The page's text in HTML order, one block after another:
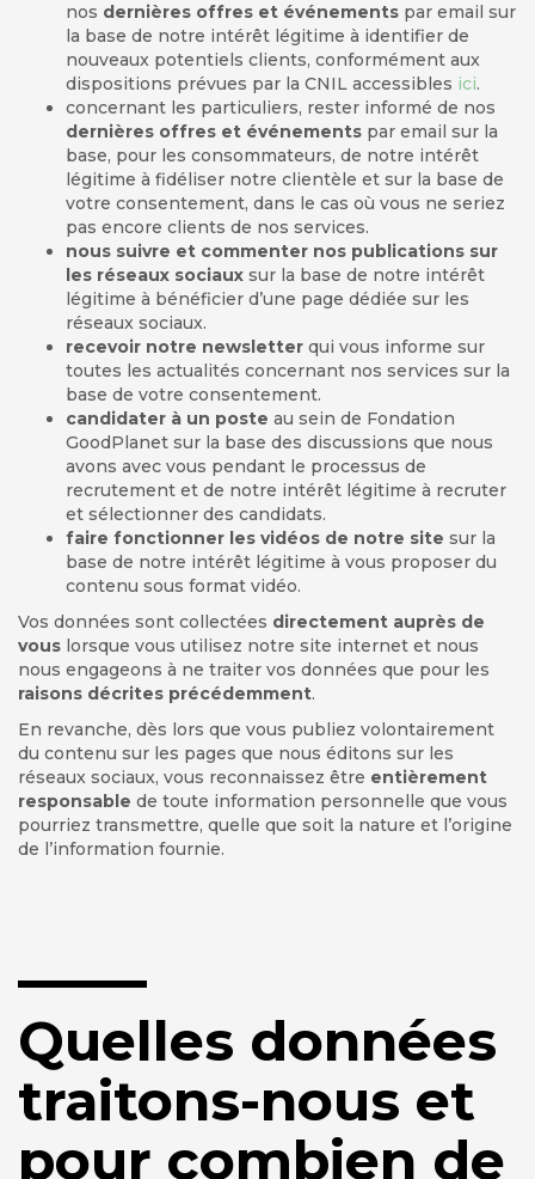
nos dernières offres et événements par email sur
la base de notre intérêt légitime à identifier de
nouveaux potentiels clients, conformément aux
dispositions prévues par la CNIL accessibles ici.
concernant les particuliers, rester informé de nos
dernières offres et événements par email sur la
base, pour les consommateurs, de notre intérêt
légitime à fidéliser notre clientèle et sur la base de
votre consentement, dans le cas où vous ne seriez
pas encore clients de nos services.
nous suivre et commenter nos publications sur
les réseaux sociaux sur la base de notre intérêt
légitime à bénéficier d’une page dédiée sur les
réseaux sociaux.
recevoir notre newsletter qui vous informe sur
toutes les actualités concernant nos services sur la
base de votre consentement.
candidater à un poste au sein de Fondation
GoodPlanet sur la base des discussions que nous
avons avec vous pendant le processus de
recrutement et de notre intérêt légitime à recruter
et sélectionner des candidats.
faire fonctionner les vidéos de notre site sur la
base de notre intérêt légitime à vous proposer du
contenu sous format vidéo.
Vos données sont collectées directement auprès de
vous lorsque vous utilisez notre site internet et nous
nous engageons à ne traiter vos données que pour les
raisons décrites précédemment.
En revanche, dès lors que vous publiez volontairement
du contenu sur les pages que nous éditons sur les
réseaux sociaux, vous reconnaissez être entièrement
responsable de toute information personnelle que vous
pourriez transmettre, quelle que soit la nature et l’origine
de l’information fournie.
Quelles données
traitons-nous et
pour combien de